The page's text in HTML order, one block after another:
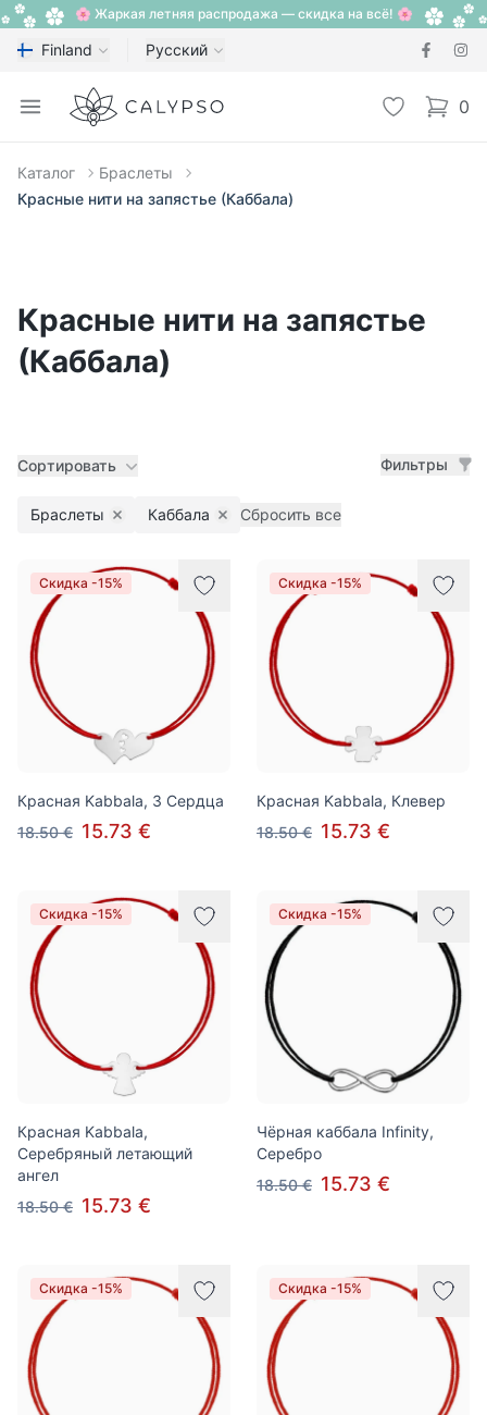
🌸 Жаркая летняя распродажа — скидка на всё! 🌸
Finland Русский
Open menu
Calypso Избранное
0
items
Каталог
Браслеты
Красные нити на запястье (Каббала)
Красные нити на запястье
(Каббала)
Сортировать Фильтры
Браслеты Remove filter
Каббала Remove filter
Сбросить все
Товары
Скидка -15%
Красная Kabbala, 3 Сердца
18.50 € 15.73 €
Скидка -15%
Красная Kabbala, Клевер
18.50 € 15.73 €
Скидка -15%
Красная Kabbala,
Серебряный летающий
ангел
18.50 € 15.73 €
Скидка -15%
Чёрная каббала Infinity,
Серебро
18.50 € 15.73 €
Скидка -15% Скидка -15%